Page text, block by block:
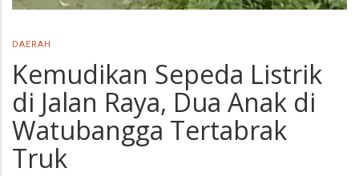
DAERAH
Kemudikan Sepeda Listrik
di Jalan Raya, Dua Anak di
Watubangga Tertabrak
Truk